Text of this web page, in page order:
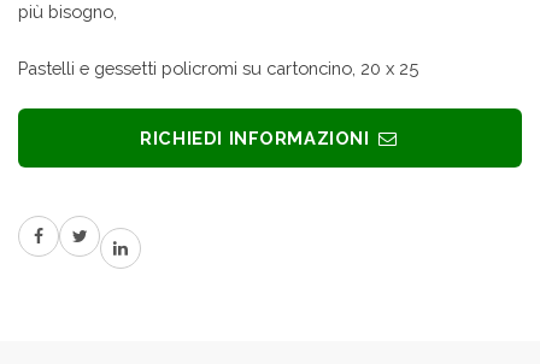
più bisogno,
Pastelli e gessetti policromi su cartoncino, 20 x 25
RICHIEDI INFORMAZIONI